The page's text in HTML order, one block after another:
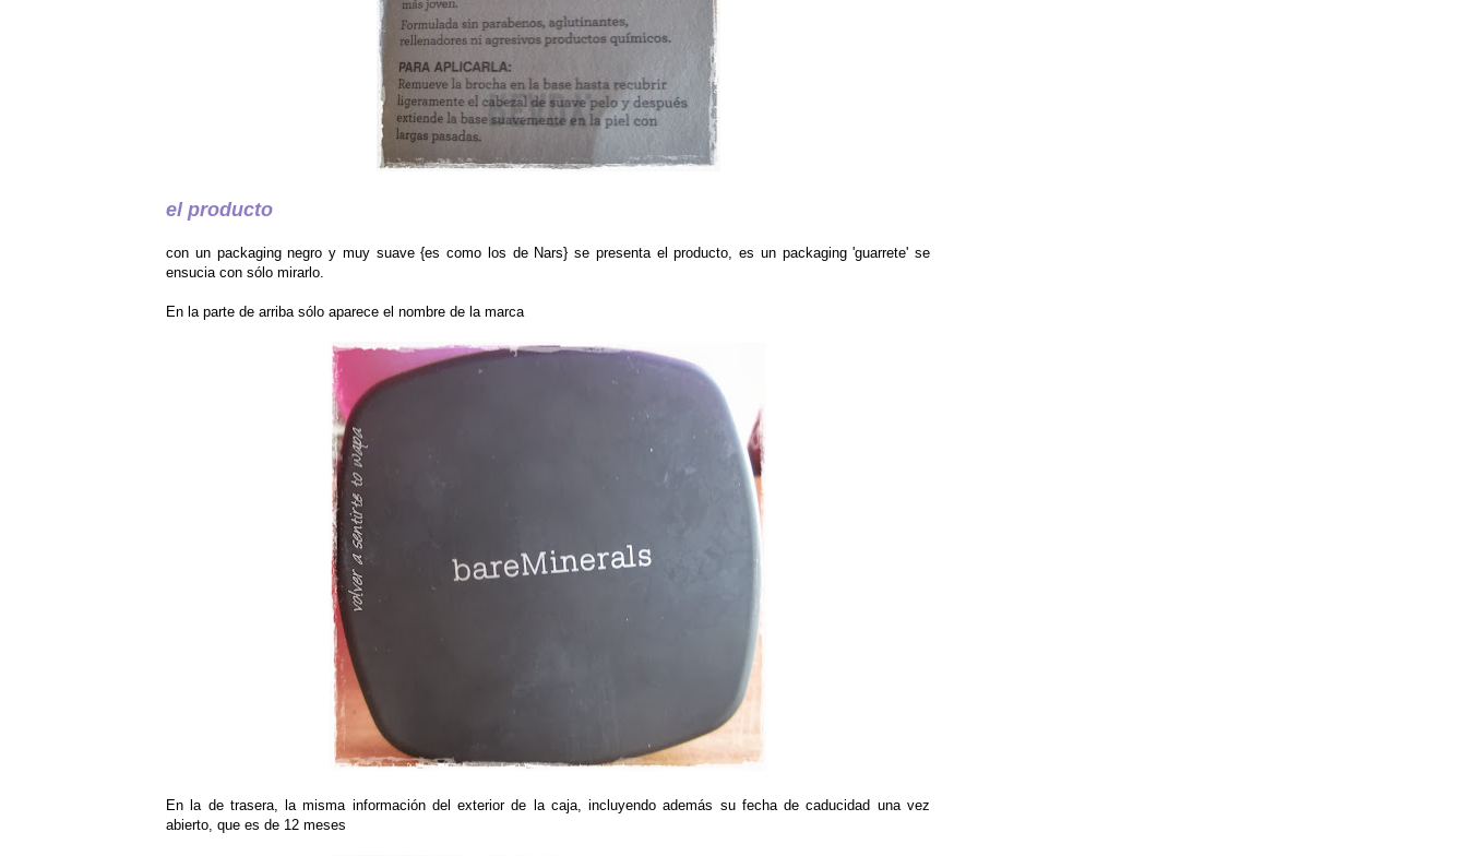
el producto
con un packaging negro y muy suave {es como los de Nars} se presenta el producto, es un packaging 'guarrete' se
ensucia con sólo mirarlo.
En la parte de arriba sólo aparece el nombre de la marca
En la de trasera, la misma información del exterior de la caja, incluyendo además su fecha de caducidad una vez
abierto, que es de 12 meses